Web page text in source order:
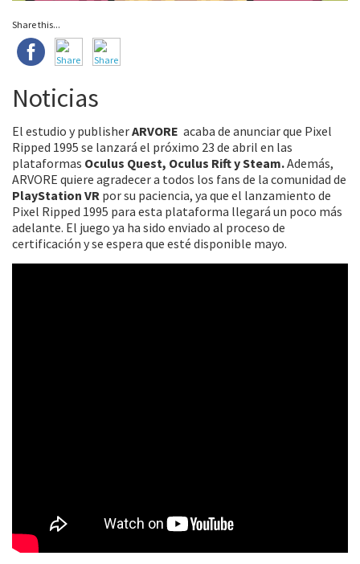
Share this...
Noticias
El estudio y publisherARVORE acaba de anunciar que Pixel
Ripped 1995 se lanzará el próximo 23 de abril en las
plataformas Oculus Quest, Oculus Rift y Steam.Además,
ARVORE quiere agradecer a todos los fans de la comunidad de
PlayStation VR por su paciencia, ya que el lanzamiento de
Pixel Ripped 1995 para esta plataforma llegará un poco más
adelante. El juego ya ha sido enviado al proceso de
certificación y se espera que esté disponible mayo.